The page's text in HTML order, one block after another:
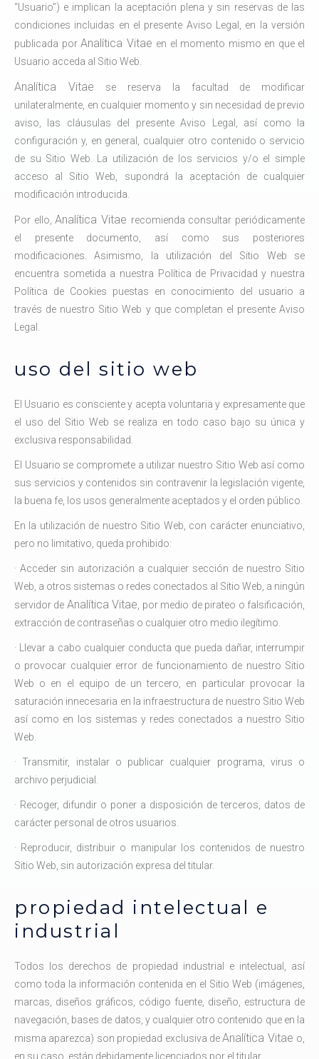
“Usuario”) e implican la aceptación plena y sin reservas de las
condiciones incluidas en el presente Aviso Legal, en la versión
publicada por Analítica Vitae en el momento mismo en que el
Usuario acceda al Sitio Web.
Analítica Vitae
se reserva la facultad de modificar
unilateralmente, en cualquier momento y sin necesidad de previo
aviso, las cláusulas del presente Aviso Legal, así como la
configuración y, en general, cualquier otro contenido o servicio
de su Sitio Web. La utilización de los servicios y/o el simple
acceso al Sitio Web, supondrá la aceptación de cualquier
modificación introducida.
Por ello,Analítica Vitae recomienda consultar periódicamente
el presente documento, así como sus posteriores
modificaciones. Asimismo, la utilización del Sitio Web se
encuentra sometida a nuestra Política de Privacidad y nuestra
Política de Cookies puestas en conocimiento del usuario a
través de nuestro Sitio Web y que completan el presente Aviso
Legal.
uso del sitio web
El Usuario es consciente y acepta voluntaria y expresamente que
el uso del Sitio Web se realiza en todo caso bajo su única y
exclusiva responsabilidad.
El Usuario se compromete a utilizar nuestro Sitio Web así como
sus servicios y contenidos sin contravenir la legislación vigente,
la buena fe, los usos generalmente aceptados y el orden público.
En la utilización de nuestro Sitio Web, con carácter enunciativo,
pero no limitativo, queda prohibido:
· Acceder sin autorización a cualquier sección de nuestro Sitio
Web, a otros sistemas o redes conectados al Sitio Web, a ningún
servidor de Analítica Vitae , por medio de pirateo o falsificación,
extracción de contraseñas o cualquier otro medio ilegítimo.
· Llevar a cabo cualquier conducta que pueda dañar, interrumpir
o provocar cualquier error de funcionamiento de nuestro Sitio
Web o en el equipo de un tercero, en particular provocar la
saturación innecesaria en la infraestructura de nuestro Sitio Web
así como en los sistemas y redes conectados a nuestro Sitio
Web.
· Transmitir, instalar o publicar cualquier programa, virus o
archivo perjudicial.
· Recoger, difundir o poner a disposición de terceros, datos de
carácter personal de otros usuarios.
· Reproducir, distribuir o manipular los contenidos de nuestro
Sitio Web, sin autorización expresa del titular.
propiedad intelectual e
industrial
Todos los derechos de propiedad industrial e intelectual, así
como toda la información contenida en el Sitio Web (imágenes,
marcas, diseños gráficos, código fuente, diseño, estructura de
navegación, bases de datos, y cualquier otro contenido que en la
misma aparezca) son propiedad exclusiva deAnalítica Vitae o,
en su caso, están debidamente licenciados por el titular.